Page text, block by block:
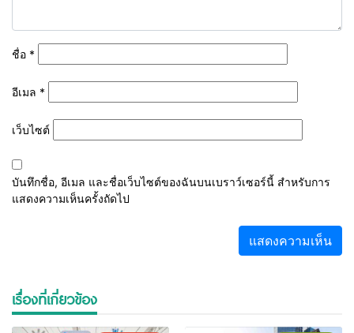
ชื่อ *
อีเมล *
เว็บไซต์
บันทึกชื่อ, อีเมล และชื่อเว็บไซต์ของฉันบนเบราว์เซอร์นี้ สำหรับการ
แสดงความเห็นครั้งถัดไป
เรื่องที่เกี่ยวข้อง